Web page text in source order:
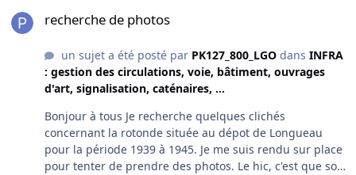
recherche de photos
un sujet a été posté par PK127_800_LGOdans INFRA
: gestion des circulations, voie, bâtiment, ouvrages
d'art, signalisation, caténaires, ...
Bonjour à tous Je recherche quelques clichés
concernant la rotonde située au dépot de Longueau
pour la période 1939 à 1945. Je me suis rendu sur place
pour tenter de prendre des photos. Le hic, c'est que son